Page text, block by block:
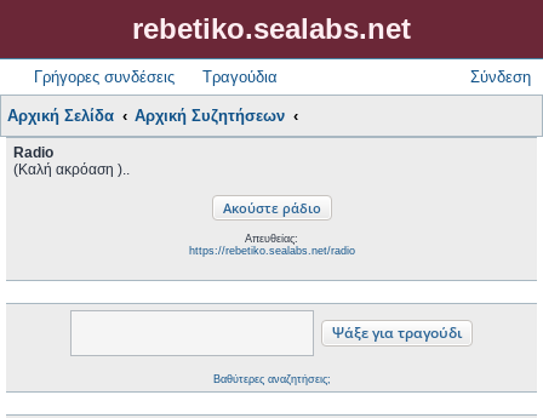
rebetiko.sealabs.net
Γρήγορες συνδέσεις Τραγούδια Σύνδεση
Αρχική Σελίδα Αρχική Συζητήσεων
Radio
(Καλή ακρόαση )..
Απευθείας:
https://rebetiko.sealabs.net/radio
Βαθύτερες αναζητήσεις;